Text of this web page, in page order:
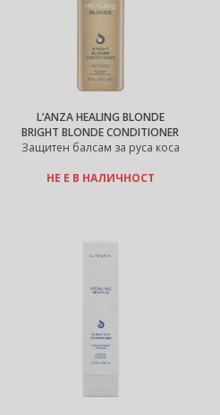
L’ANZA HEALING BLONDE
BRIGHT BLONDE CONDITIONER
Защитен балсам за руса коса
НЕ Е В НАЛИЧНОСТ